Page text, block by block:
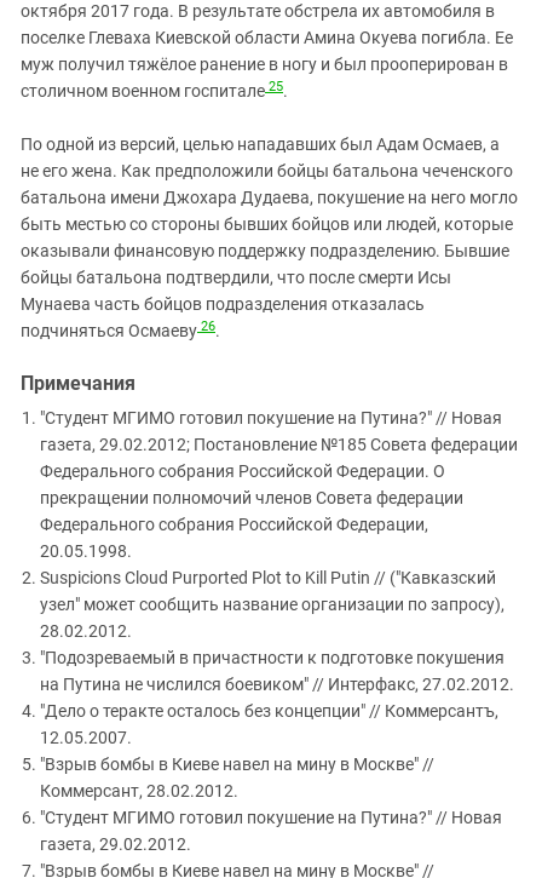
октября 2017 года. В результате обстрела их автомобиля в
поселке Глеваха Киевской области Амина Окуева погибла. Ее
муж получил тяжёлое ранение в ногу и был прооперирован в
столичном военном госпитале 25.
По одной из версий, целью нападавших был Адам Осмаев, а
не его жена. Как предположили бойцы батальона чеченского
батальона имени Джохара Дудаева, покушение на него могло
быть местью со стороны бывших бойцов или людей, которые
оказывали финансовую поддержку подразделению. Бывшие
бойцы батальона подтвердили, что после смерти Исы
Мунаева часть бойцов подразделения отказалась
подчиняться Осмаеву 26.
Примечания
"Студент МГИМО готовил покушение на Путина?" // Новая
газета, 29.02.2012; Постановление №185 Совета федерации
Федерального собрания Российской Федерации. О
прекращении полномочий членов Совета федерации
Федерального собрания Российской Федерации,
20.05.1998.
Suspicions Cloud Purported Plot to Kill Putin // ("Кавказский
узел" может сообщить название организации по запросу),
28.02.2012.
"Подозреваемый в причастности к подготовке покушения
на Путина не числился боевиком" // Интерфакс, 27.02.2012.
"Дело о теракте осталось без концепции" // Коммерсантъ,
12.05.2007.
"Взрыв бомбы в Киеве навел на мину в Москве" //
Коммерсант, 28.02.2012.
"Студент МГИМО готовил покушение на Путина?" // Новая
газета, 29.02.2012.
"Взрыв бомбы в Киеве навел на мину в Москве" //